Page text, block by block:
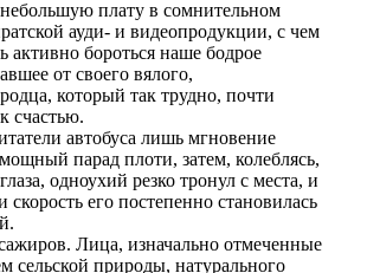
плату в сомнительном
ауди- и видеопродукции, с чем
активно бороться наше бодрое
от своего вялого,
который так трудно, почти
счастью.
автобуса лишь мгновение
парад плоти, затем, колеблясь,
одноухий резко тронул с места, и
скорость его постепенно становилась
Лица, изначально отмеченные
сельской природы, натурального